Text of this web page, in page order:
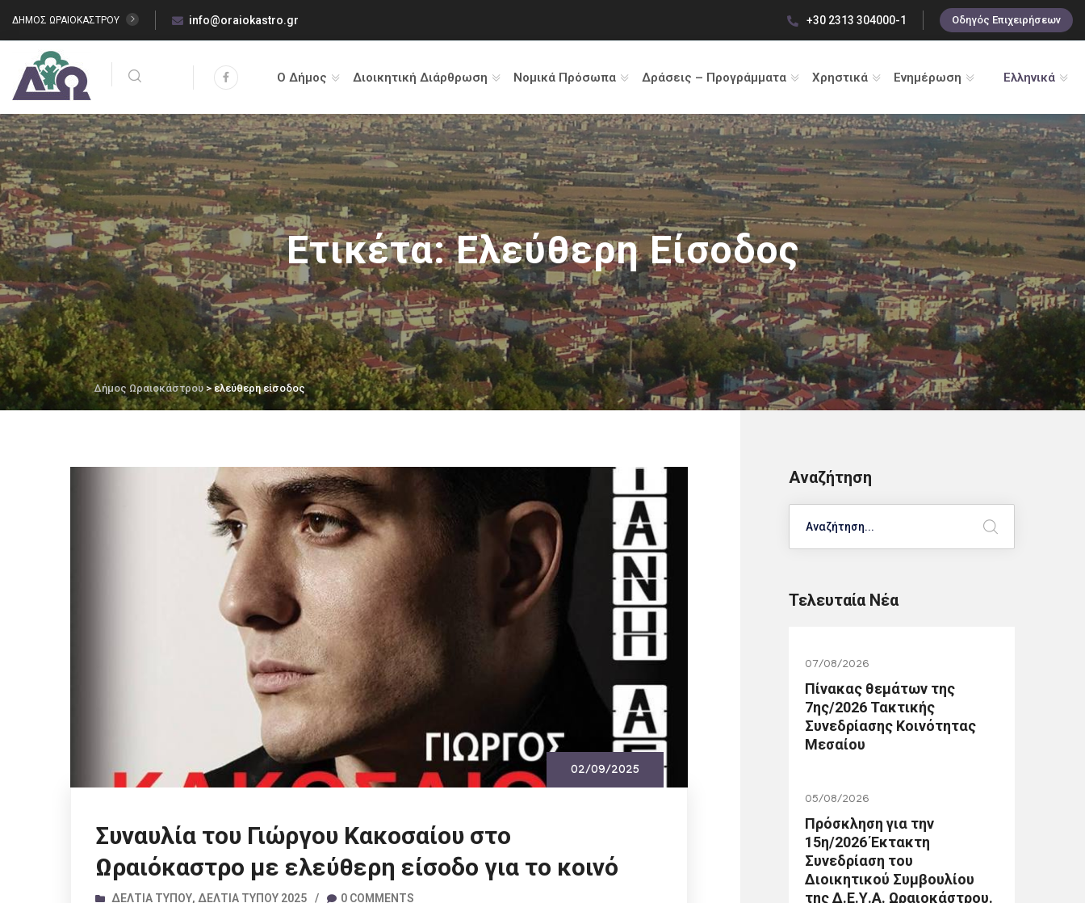
ΔΗΜΟΣ ΩΡΑΙΟΚΑΣΤΡΟΥ info@oraiokastro.gr +30 2313 304000-1 Οδηγός Επιχειρήσεων
Ο Δήμος Διοικητική Διάρθρωση Νομικά Πρόσωπα Δράσεις – Προγράμματα Χρηστικά Ενημέρωση Ελληνικά
Ετικέτα:Ελεύθερη Είσοδος
Δήμος Ωραιοκάστρου> ελεύθερη είσοδος
02/09/2025
Συναυλία του Γιώργου Κακοσαίου στο
Ωραιόκαστρο με ελεύθερη είσοδο για το κοινό
ΔΕΛΤΊΑ ΤΎΠΟΥ, ΔΕΛΤΊΑ ΤΎΠΟΥ 2025 / 0 COMMENTS
Αναζήτηση
Τελευταία Νέα
07/08/2026
Πίνακας θεμάτων της
7ης/2026 Τακτικής
Συνεδρίασης Κοινότητας
Μεσαίου
05/08/2026
Πρόσκληση για την
15η/2026 Έκτακτη
Συνεδρίαση του
Διοικητικού Συμβουλίου
της Δ.Ε.Υ.Α. Ωραιοκάστρου.